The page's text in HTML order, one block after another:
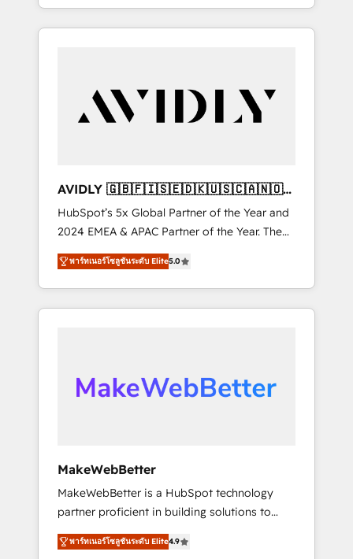
specialize in both strategic RevOps planning
and hands-on technical execution - building
Services - Managed IT (MSP) - Franchises -
Professional Services - And more! How we
Custom integrations and workflow
automation ✔️ User adoption programs,
training, and enablement Through project-
based engagements and ongoing RevOps
partnerships, we guide organizations through
the revenue maturity model - delivering the
right improvements at the right time so
AVIDLY 🇬🇧🇫🇮🇸🇪🇩🇰🇺🇸🇨🇦🇳🇴
🇩🇪🇦🇺🇳🇿
HubSpot’s 5x Global Partner of the Year and
2024 EMEA & APAC Partner of the Year. The
world’s most experienced and fully
accredited HubSpot Solutions Partner. 🚀
With 2,750+ HubSpot projects delivered and
370+ specialists across EMEA, APAC and NAM,
automation, we turn complexity into clarity,
human at global scale. 🏆 HubSpot’s CEO
พาร์ทเนอร์โซลูชันระดับ Elite5.0
MakeWebBetter
MakeWebBetter is a HubSpot technology
partner proficient in building solutions to
maximize the operational efficiency of
HubSpot. The fastest-growing tech-enabler &
พาร์ทเนอร์โซลูชันระดับ Elite4.9